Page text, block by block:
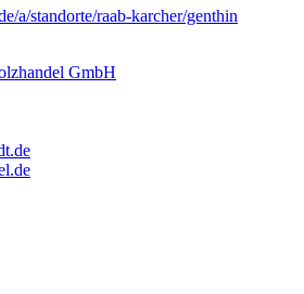
a/standorte/raab-karcher/genthin
GmbH